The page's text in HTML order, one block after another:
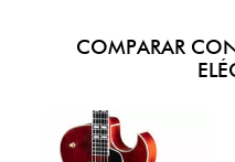
COMPARAR